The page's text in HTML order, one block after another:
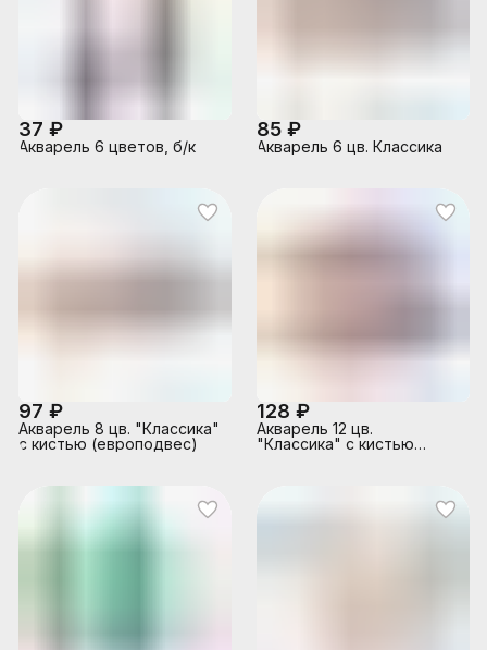
37 ₽
Акварель 6 цветов, б/к
85 ₽
Акварель 6 цв. Классика
97 ₽
Акварель 8 цв. "Классика"
с кистью (европодвес)
128 ₽
Акварель 12 цв.
"Классика" с кистью